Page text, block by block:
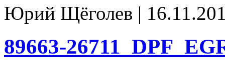
Юрий Щёголев |
89663-